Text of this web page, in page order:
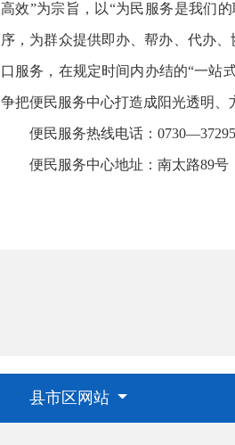
高效”为宗旨，以“为民服务是我们
序，为群众提供即办、帮办、代办
口服务，在规定时间内办结的“一站
争把便民服务中心打造成阳光透明、
便民服务热线电话：
便民服务中心地址：南太路89号
县市区网站